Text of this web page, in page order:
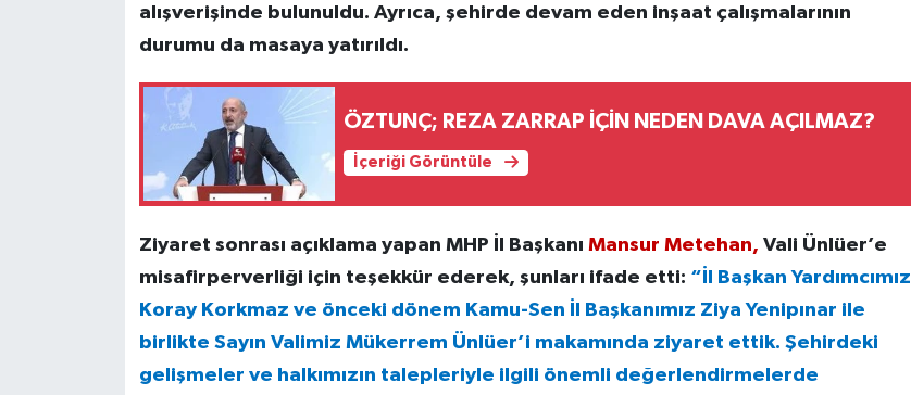
alışverişinde bulunuldu. Ayrıca, şehirde devam eden inşaat çalışmalarının
durumu da masaya yatırıldı.
ÖZTUNÇ; REZA ZARRAP İÇİN NEDEN DAVA AÇILMAZ?
İçeriği Görüntüle
Ziyaret sonrası açıklama yapan MHP İl Başkanı Mansur Metehan, Vali Ünlüer’e
misafirperverliği için teşekkür ederek, şunları ifade etti: “İl Başkan Yardımcımız
Koray Korkmaz ve önceki dönem Kamu-Sen İl Başkanımız Ziya Yenipınar ile
birlikte Sayın Valimiz Mükerrem Ünlüer’i makamında ziyaret ettik. Şehirdeki
gelişmeler ve halkımızın talepleriyle ilgili önemli değerlendirmelerde